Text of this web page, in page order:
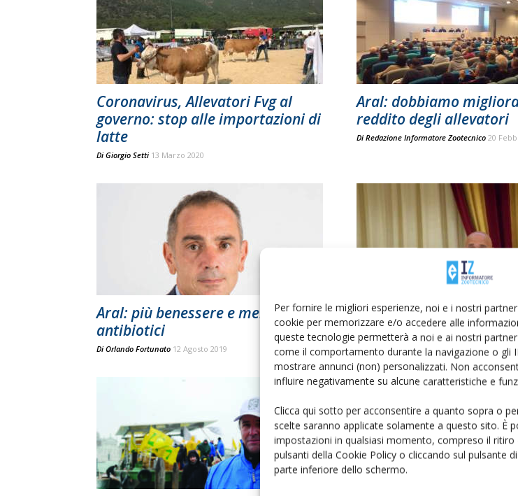
Per fornire le migliori esperienze, noi e i nostri
cookie per memorizzare e/o accedere alle
queste tecnologie permetterà a noi e ai nostri
come il comportamento durante la navigazione o gli
mostrare annunci (non) personalizzati. Non
influire negativamente su alcune caratteristiche e
Clicca qui sotto per acconsentire a quanto sopra o
scelte saranno applicate solamente a questo sito. È
impostazioni in qualsiasi momento, compreso il ritiro
pulsanti della Cookie Policy o cliccando sul pulsante
parte inferiore dello schermo.
Coronavirus, Allevatori Fvg al
governo: stop alle importazioni di
latte
Di Giorgio Setti 13 Marzo 2020
Aral: dobbiamo
reddito degli allevatori
Di Redazione Informatore Zootecnico 20
Aral: più benessere e meno
antibiotici
Di Orlando Fortunato 12 Agosto 2019
Assemblea Araer,
della zootecnia
DiOrlando Fortunato 19 Luglio 2019